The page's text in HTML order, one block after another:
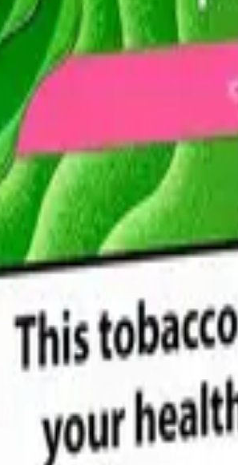
с нотами мяты — Польша.